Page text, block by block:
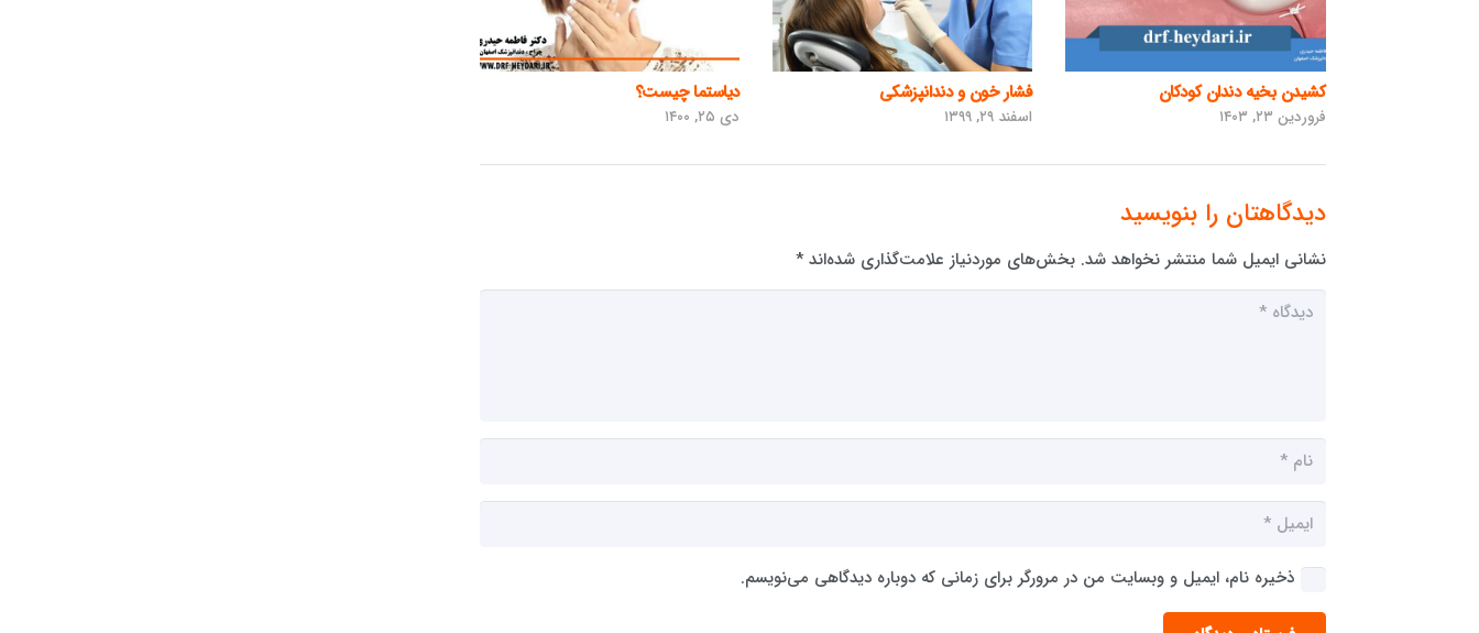
کشیدن بخیه دندان کودکان
فروردین ۲۳, ۱۴۰۳
فشار خون و دندانپزشکی
اسفند ۲۹, ۱۳۹۹
دیاستما چیست؟
دی ۲۵, ۱۴۰۰
دیدگاهتان را بنویسید
نشانی ایمیل شما منتشر نخواهد شد. بخش‌های موردنیاز علامت‌گذاری شده‌اند*
ذخیره نام، ایمیل و وبسایت من در مرورگر برای زمانی که دوباره دیدگاهی می‌نویسم.